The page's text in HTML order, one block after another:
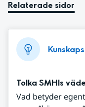
Relaterade sidor
Tolka SMHIs
Vad betyder